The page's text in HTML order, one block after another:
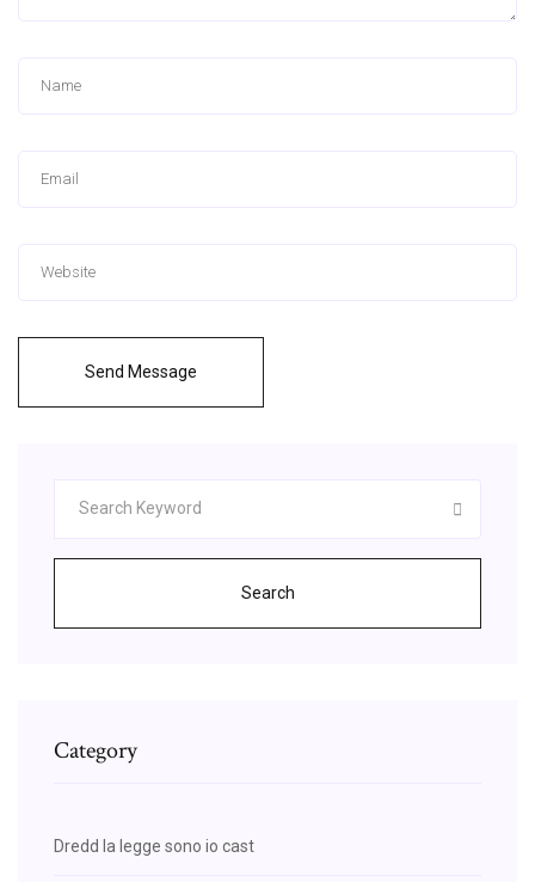
Send Message
Search
Category
Dredd la legge sono io cast